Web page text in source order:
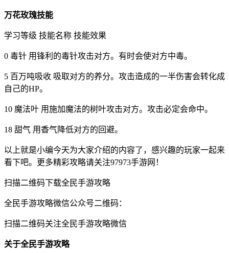
万花玫瑰技能
学习等级 技能名称 技能效果
0 毒针 用锋利的毒针攻击对方。有时会使对方中毒。
5 百万吨吸收 吸取对方的养分。攻击造成的一半伤害会转化成
自己的HP。
10 魔法叶 用施加魔法的树叶攻击对方。攻击必定会命中。
18 甜气 用香气降低对方的回避。
以上就是小编今天为大家介绍的内容了，感兴趣的玩家一起来
看下吧。更多精彩攻略请关注97973手游网！
扫描二维码下载全民手游攻略
全民手游攻略微信公众号二维码：
扫描二维码关注全民手游攻略微信
关于全民手游攻略